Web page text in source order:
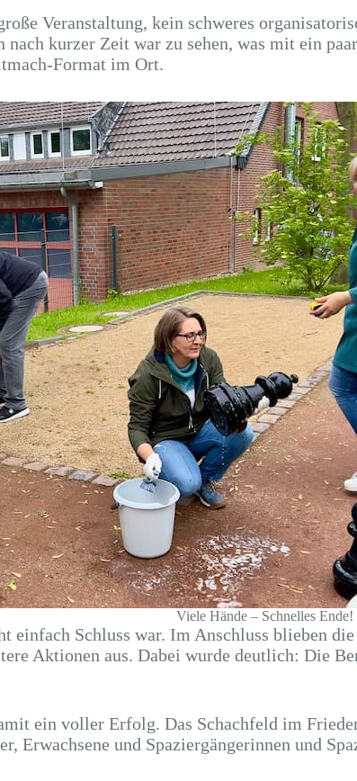
Veranstaltung, kein schweres
nach kurzer Zeit war zu sehen, was mit ein
Format im Ort.
Viele Hände – Schnelles Ende!
einfach Schluss war. Im Anschluss blieben
Aktionen aus. Dabei wurde deutlich: Die
ein voller Erfolg. Das Schachfeld im
Erwachsene und Spaziergängerinnen und